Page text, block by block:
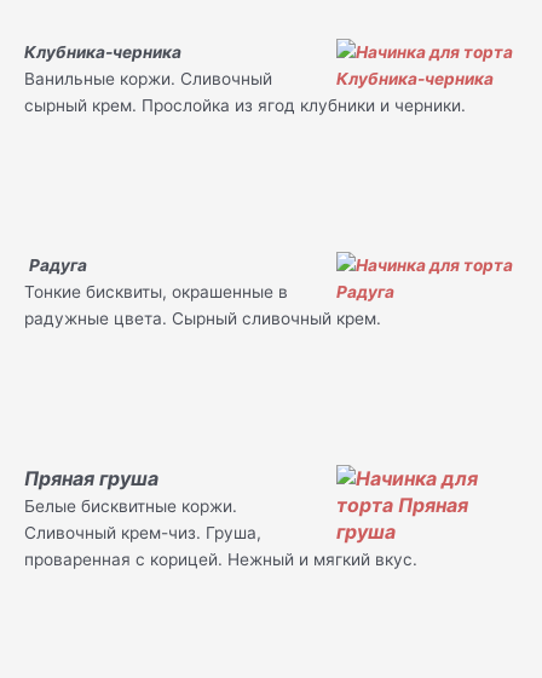
Клубника-черника
Ванильные коржи. Сливочный
сырный крем. Прослойка из ягод клубники и черники.
Радуга
Тонкие бисквиты, окрашенные в
радужные цвета. Сырный сливочный крем.
Пряная груша
Белые бисквитные коржи.
Сливочный крем-чиз. Груша,
проваренная с корицей. Нежный и мягкий вкус.